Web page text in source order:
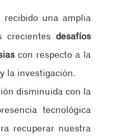
una amplia
crecientes desafíos
con respecto a la
la investigación.
disminuida con la
tecnológica
recuperar nuestra